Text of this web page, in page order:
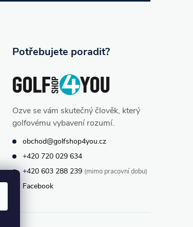
Potřebujete poradit?
Ozve se vám skutečný člověk, který
golfovému vybavení rozumí.
obchod@golfshop4you.cz
+420 720 029 634
+420 603 288 239 (mimo pracovní dobu)
Facebook